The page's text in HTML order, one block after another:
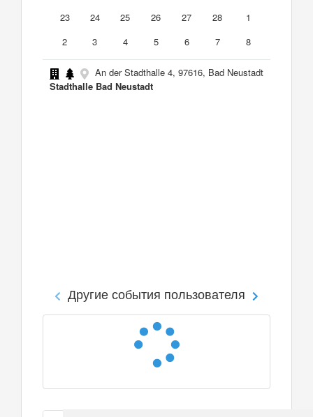
23
24 25 26 27 28
1
2
3 4 5 6 7 8
An der Stadthalle 4, 97616, Bad Neustadt
Stadthalle Bad Neustadt
Другие события пользователя